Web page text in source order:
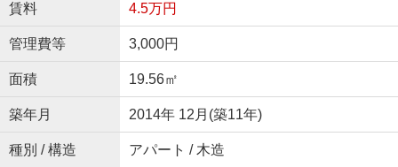
賃料 4.5万円
管理費等 3,000円
面積 19.56㎡
築年月 2014年 12月(築11年)
種別 / 構造 アパート / 木造